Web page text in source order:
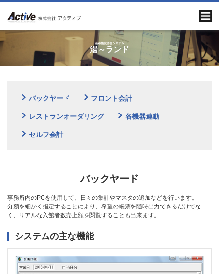
温浴施設管理システム
湯～ランド
バックヤード フロント会計
レストランオーダリング 各機器連動
セルフ会計
バックヤード
事務所内のPCを使用して、日々の集計やマスタの追加などを行います。
分類を細かく指定することにより、希望の帳票を随時出力できるだけでな
く、リアルな入館者数売上額を閲覧することも出来ます。
システムの主な機能